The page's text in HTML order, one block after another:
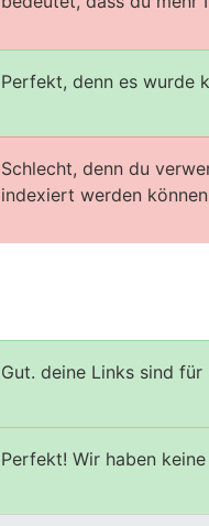
Perfekt, denn es wurde
Schlecht, denn du
indexiert werden
Gut. deine Links sind
Perfekt! Wir haben